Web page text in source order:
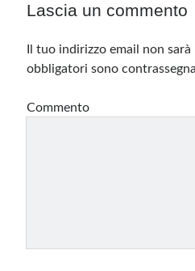
Lascia un commento
Il tuo indirizzo email non
obbligatori sono
Commento